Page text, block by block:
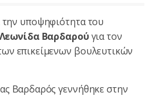
την υποψηφιότητα του
Λεωνίδα Βαρδαρούγια τον
επικείμενων βουλευτικών
Βαρδαρός γεννήθηκε στην